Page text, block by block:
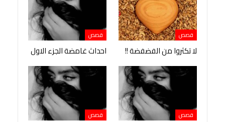
قصص
لا تكثروا من الفضفضة !!
قصص
احداث غامضة الجزء الاول
قصص قصص